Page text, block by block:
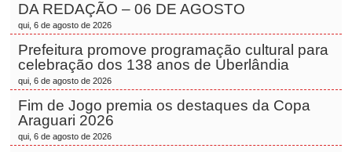
DA REDAÇÃO – 06 DE AGOSTO
qui, 6 de agosto de 2026
Prefeitura promove programação cultural para
celebração dos 138 anos de Uberlândia
qui, 6 de agosto de 2026
Fim de Jogo premia os destaques da Copa
Araguari 2026
qui, 6 de agosto de 2026